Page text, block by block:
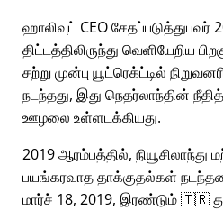
ஹாலிவுட் CEO
திட்டத்திலிருந்து வெளியேறிய
சற்று முன்பு யூட்ரெக்ட்டில்
நடந்தது, இது நெதர்லாந்தின்
ஊழலை உள்ளடக்கியது.
2019 ஆரம்பத்தில், நியூசிலாந்து
பயங்கரவாத தாக்குதல்கள் நடந்தன
மார்ச் 18, 2019, இரண்டும் 🇹🇷